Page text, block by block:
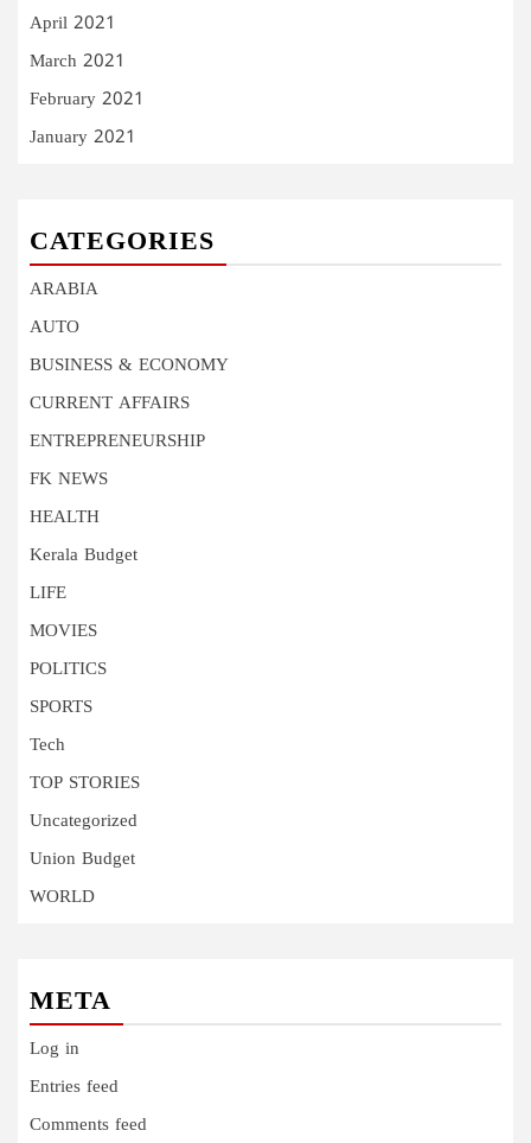
April 2021
March 2021
February 2021
January 2021
CATEGORIES
ARABIA
AUTO
BUSINESS & ECONOMY
CURRENT AFFAIRS
ENTREPRENEURSHIP
FK NEWS
HEALTH
Kerala Budget
LIFE
MOVIES
POLITICS
SPORTS
Tech
TOP STORIES
Uncategorized
Union Budget
WORLD
META
Log in
Entries feed
Comments feed